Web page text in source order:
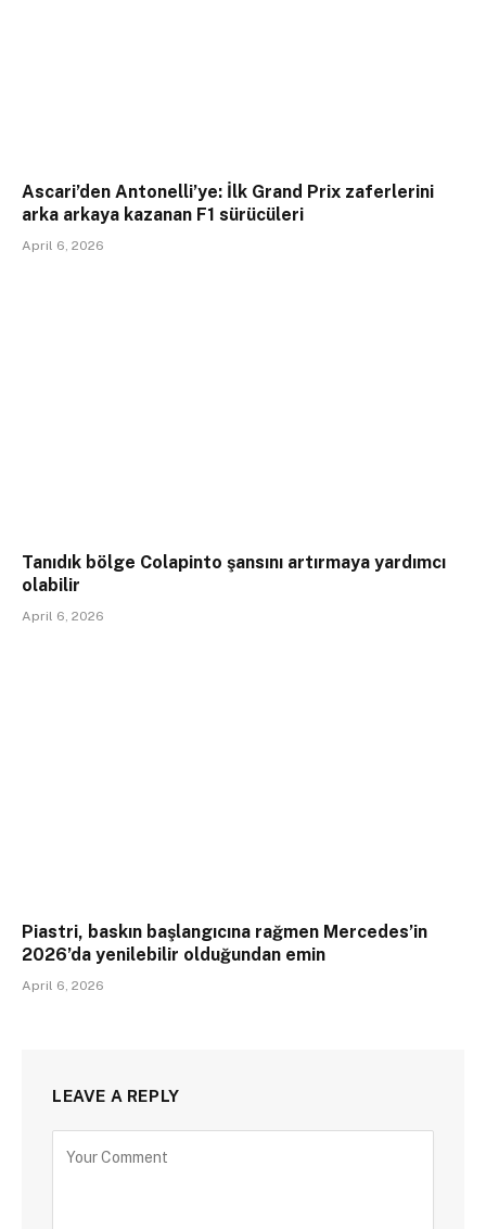
Ascari’den Antonelli’ye: İlk Grand Prix zaferlerini
arka arkaya kazanan F1 sürücüleri
April 6, 2026
Tanıdık bölge Colapinto şansını artırmaya yardımcı
olabilir
April 6, 2026
Piastri, baskın başlangıcına rağmen Mercedes’in
2026’da yenilebilir olduğundan emin
April 6, 2026
LEAVE A REPLY